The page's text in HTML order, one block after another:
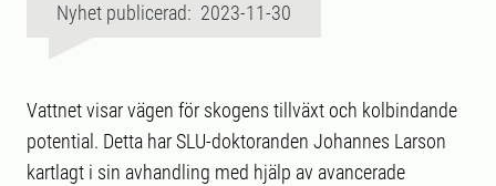
Nyhet publicerad: 2023-11-30
Vattnet visar vägen för skogens tillväxt och kolbindande
potential. Detta har SLU-doktoranden Johannes Larson
kartlagt i sin avhandling med hjälp av avancerade